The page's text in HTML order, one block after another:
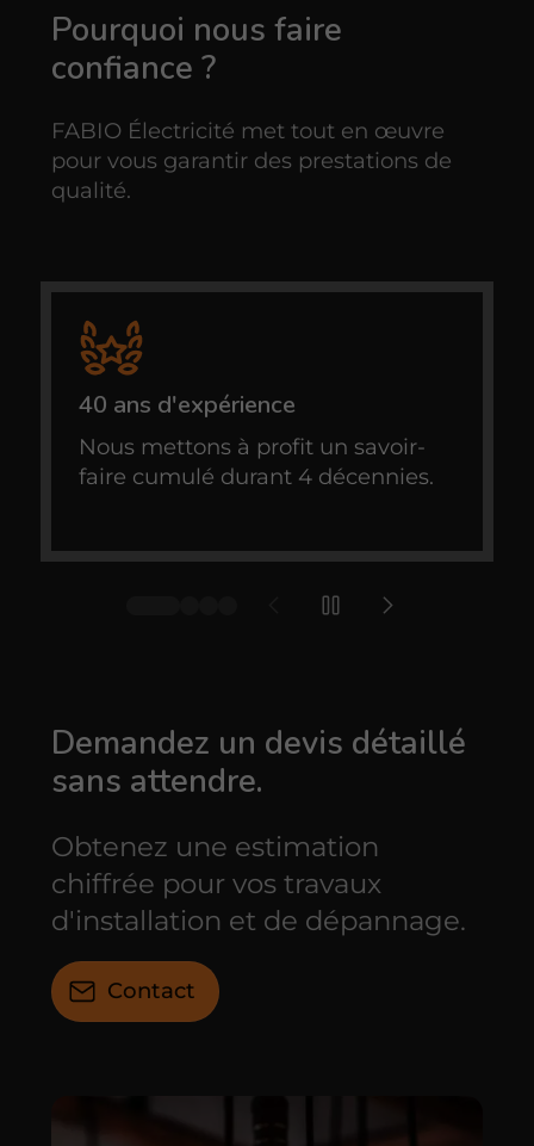
Pourquoi nous faire
confiance ?
FABIO Électricité met tout en œuvre
pour vous garantir des prestations de
qualité.
40 ans d'expérience
Nous mettons à profit un savoir-
faire cumulé durant 4 décennies.
Demandez un devis détaillé
sans attendre.
Obtenez une estimation
chiffrée pour vos travaux
d'installation et de dépannage.
Contact